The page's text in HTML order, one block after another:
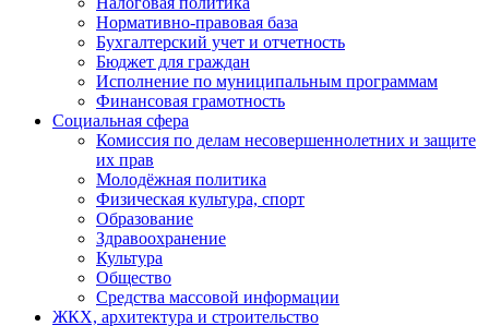
Нормативно-правовая база
Бухгалтерский учет и отчетность
Бюджет для граждан
Исполнение по муниципальным программам
Финансовая грамотность
Социальная сфера
Комиссия по делам несовершеннолетних и защите
их прав
Молодёжная политика
Физическая культура, спорт
Образование
Здравоохранение
Культура
Общество
Средства массовой информации
ЖКХ, архитектура и строительство